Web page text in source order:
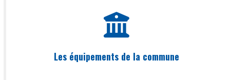
Les équipements de la commune